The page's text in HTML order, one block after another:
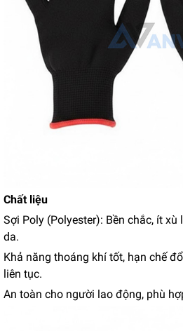
Chất liệu
Sợi Poly (Polyester): Bền chắc, ít
da.
Khả năng thoáng khí tốt, hạn chế
liên tục.
An toàn cho người lao động, phù